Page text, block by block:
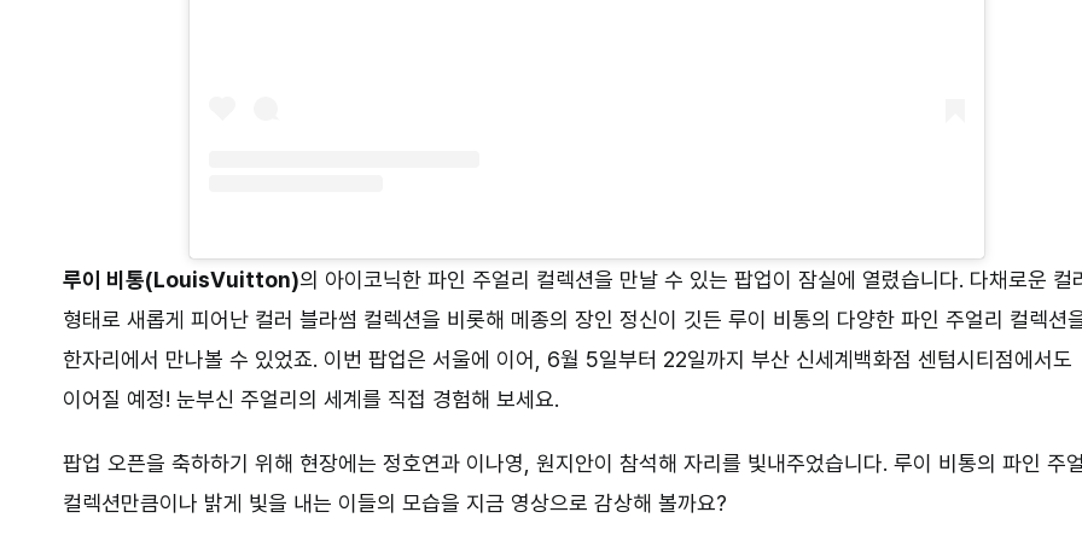
루이 비통(LouisVuitton)의 아이코닉한 파인 주얼리 컬렉션을 만날 수 있는 팝업이 잠실에 열렸습니다. 다채로운 컬
형태로 새롭게 피어난 컬러 블라썸 컬렉션을 비롯해 메종의 장인 정신이 깃든 루이 비통의 다양한 파인 주얼리 컬렉션
한자리에서 만나볼 수 있었죠. 이번 팝업은 서울에 이어, 6월 5일부터 22일까지 부산 신세계백화점 센텀시티점에서도
이어질 예정! 눈부신 주얼리의 세계를 직접 경험해 보세요.
팝업 오픈을 축하하기 위해 현장에는 정호연과 이나영, 원지안이 참석해 자리를 빛내주었습니다. 루이 비통의 파인 주
컬렉션만큼이나 밝게 빛을 내는 이들의 모습을 지금 영상으로 감상해 볼까요?